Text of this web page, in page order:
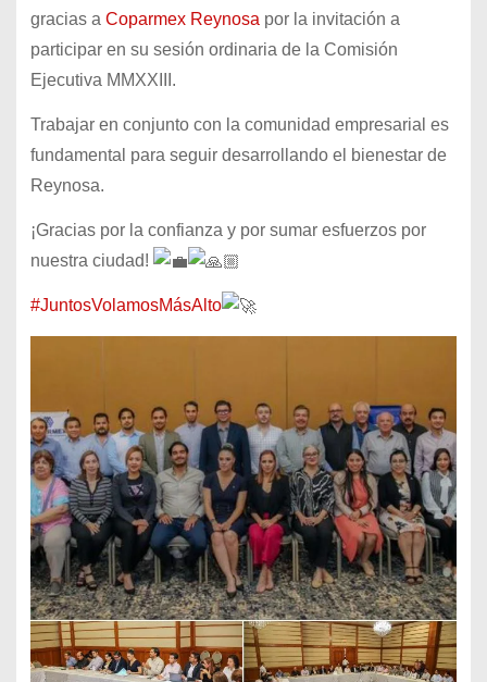
gracias a Coparmex Reynosa por la invitación a
participar en su sesión ordinaria de la Comisión
Ejecutiva MMXXIII.
Trabajar en conjunto con la comunidad empresarial es
fundamental para seguir desarrollando el bienestar de
Reynosa.
¡Gracias por la confianza y por sumar esfuerzos por
nuestra ciudad!
#JuntosVolamosMásAlto